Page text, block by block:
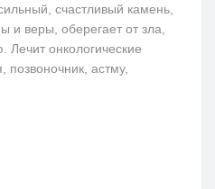
счастливый камень,
и веры, оберегает от зла,
Лечит онкологические
позвоночник, астму,